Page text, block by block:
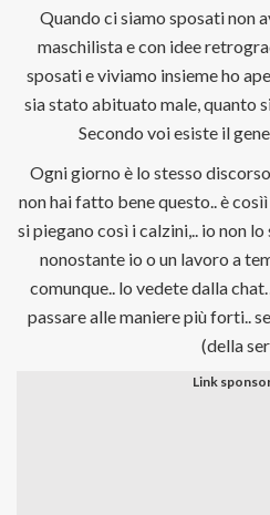
Quando ci siamo sposati non
maschilista e con idee
sposati e viviamo insieme ho
sia stato abituato male, quanto
Secondo voi esiste il
Ogni giorno è lo stesso
non hai fatto bene questo.. è
si piegano così i calzini,.. io non
nonostante io o un lavoro a
comunque.. lo vedete dalla
passare alle maniere più forti..
(della